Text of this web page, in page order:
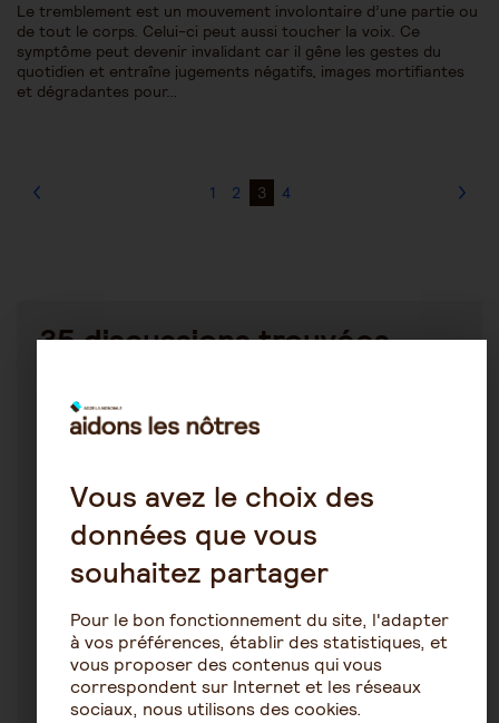
Le tremblement est un mouvement involontaire d’une partie ou
de tout le corps. Celui-ci peut aussi toucher la voix. Ce
symptôme peut devenir invalidant car il gêne les gestes du
quotidien et entraîne jugements négatifs, images mortifiantes
et dégradantes pour…
1 2 3 4
35 discussions trouvées
Alzheimer
5 mars 2020 19:26
Perte du goût et de l'odorat
3 4362
La vie en établissement spécialisé
Vous avez le choix des
données que vous
souhaitez partager
Pour le bon fonctionnement du site, l'adapter
à vos préférences, établir des statistiques, et
vous proposer des contenus qui vous
correspondent sur Internet et les réseaux
sociaux, nous utilisons des cookies.